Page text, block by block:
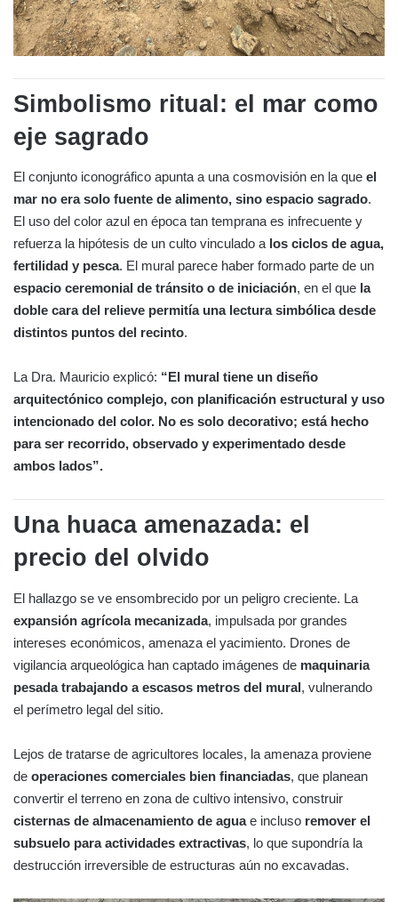
Simbolismo ritual: el mar como
eje sagrado
El conjunto iconográfico apunta a una cosmovisión en la que el
mar no era solo fuente de alimento, sino espacio sagrado.
El uso del color azul en época tan temprana es infrecuente y
refuerza la hipótesis de un culto vinculado a los ciclos de agua,
fertilidad y pesca. El mural parece haber formado parte de un
espacio ceremonial de tránsito o de iniciación, en el que la
doble cara del relieve permitía una lectura simbólica desde
distintos puntos del recinto.
La Dra. Mauricio explicó: “El mural tiene un diseño
arquitectónico complejo, con planificación estructural y uso
intencionado del color. No es solo decorativo; está hecho
para ser recorrido, observado y experimentado desde
ambos lados”.
Una huaca amenazada: el
precio del olvido
El hallazgo se ve ensombrecido por un peligro creciente. La
expansión agrícola mecanizada, impulsada por grandes
intereses económicos, amenaza el yacimiento. Drones de
vigilancia arqueológica han captado imágenes de maquinaria
pesada trabajando a escasos metros del mural, vulnerando
el perímetro legal del sitio.
Lejos de tratarse de agricultores locales, la amenaza proviene
de operaciones comerciales bien financiadas, que planean
convertir el terreno en zona de cultivo intensivo, construir
cisternas de almacenamiento de aguae incluso remover el
subsuelo para actividades extractivas, lo que supondría la
destrucción irreversible de estructuras aún no excavadas.